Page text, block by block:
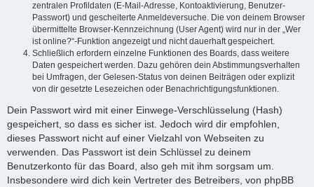
zentralen Profildaten (E-Mail-Adresse, Kontoaktivierung, Benutzer-
Passwort) und gescheiterte Anmeldeversuche. Die von deinem Browser
übermittelte Browser-Kennzeichnung (User Agent) wird nur in der „Wer
ist online?“-Funktion angezeigt und nicht dauerhaft gespeichert.
Schließlich erfordern einzelne Funktionen des Boards, dass weitere
Daten gespeichert werden. Dazu gehören dein Abstimmungsverhalten
bei Umfragen, der Gelesen-Status von deinen Beiträgen oder explizit
von dir gesetzte Lesezeichen oder Benachrichtigungsfunktionen.
Dein Passwort wird mit einer Einwege-Verschlüsselung (Hash)
gespeichert, so dass es sicher ist. Jedoch wird dir empfohlen,
dieses Passwort nicht auf einer Vielzahl von Webseiten zu
verwenden. Das Passwort ist dein Schlüssel zu deinem
Benutzerkonto für das Board, also geh mit ihm sorgsam um.
Insbesondere wird dich kein Vertreter des Betreibers, von phpBB